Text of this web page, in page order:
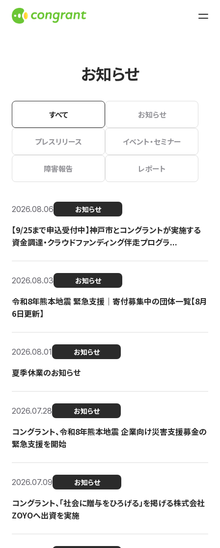
お知らせ
すべて お知らせ
プレスリリース イベント・セミナー
障害報告 レポート
2026.08.06 お知らせ
【9/25まで申込受付中】神戸市とコングラントが実施する
資金調達・クラウドファンディング伴走プログラ...
2026.08.03 お知らせ
令和8年熊本地震 緊急支援｜寄付募集中の団体一覧【8月
6日更新】
2026.08.01 お知らせ
夏季休業のお知らせ
2026.07.28 お知らせ
コングラント、令和8年熊本地震 企業向け災害支援募金の
緊急支援を開始
2026.07.09 お知らせ
コングラント、「社会に贈与をひろげる」を掲げる株式会社
ZOYOへ出資を実施